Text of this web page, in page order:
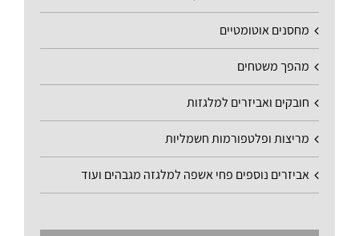
מחסנים אוטומטיים
מהפך משטחים
חובקים ואביזרים למלגזות
מריצות ופלטפורמות חשמליות
אביזרים נוספים פחי אשפה למלגזה מגבהים ועוד